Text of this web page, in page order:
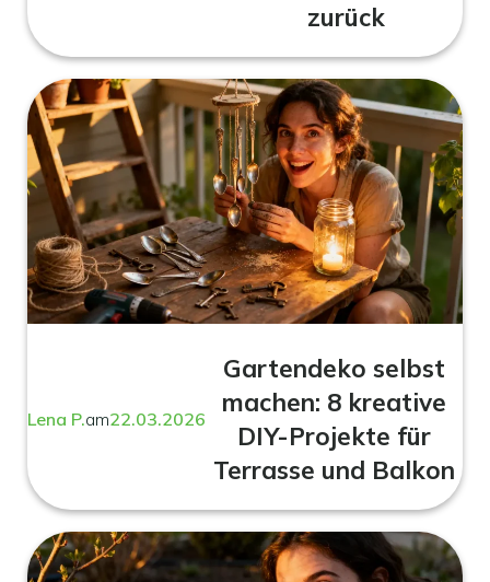
zurück
Lena P.am22.03.2026
Gartendeko selbst
machen: 8 kreative
DIY-Projekte für
Terrasse und Balkon